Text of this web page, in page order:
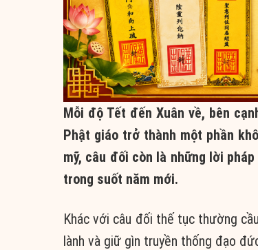
Mỗi độ Tết đến Xuân về, bên
Phật giáo trở thành một phần
mỹ, câu đối còn là những lời
trong suốt năm mới.
Khác với câu đối thế tục thường
lành và giữ gìn truyền thống đạo